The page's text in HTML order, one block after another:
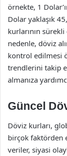
örnekte, 1
Dolar yaklaşık
kurlarının
nedenle, döviz
kontrol edilmesi
trendlerini takip
almanıza
Güncel
Döviz kurları,
birçok faktörden
veriler, siyasi